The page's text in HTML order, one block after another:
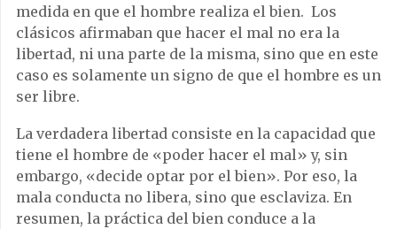
medida en que el hombre realiza el bien. Los
clásicos afirmaban que hacer el mal no era la
libertad, ni una parte de la misma, sino que en este
caso es solamente un signo de que el hombre es un
ser libre.
La verdadera libertad consiste en la capacidad que
tiene el hombre de «poder hacer el mal» y, sin
embargo, «decide optar por el bien». Por eso, la
mala conducta no libera, sino que esclaviza. En
resumen, la práctica del bien conduce a la